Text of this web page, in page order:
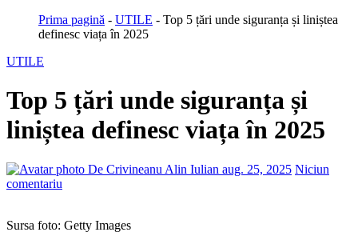
Prima pagină - UTILE - Top 5 țări unde siguranța și liniștea
definesc viața în 2025
UTILE
Top 5 țări unde siguranța și
liniștea definesc viața în 2025
De Crivineanu Alin Iulian aug. 25, 2025 Niciun
comentariu
Sursa foto: Getty Images